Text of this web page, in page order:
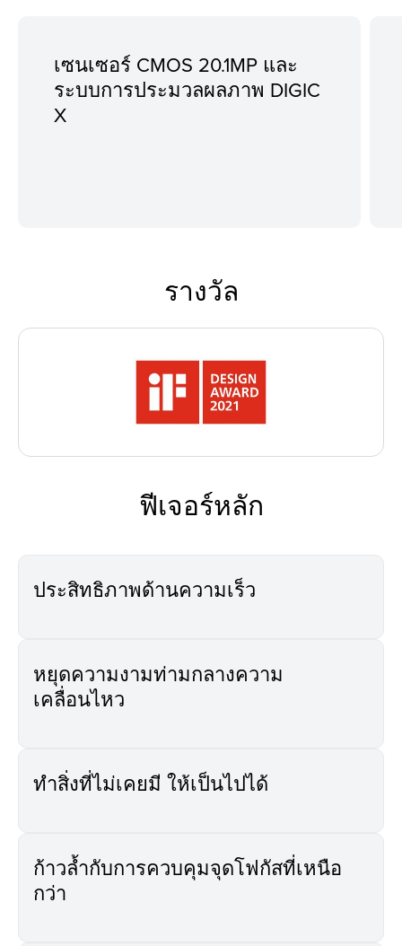
เซนเซอร์ CMOS 20.1MP และ
ระบบการประมวลผลภาพ DIGIC
X
รางวัล
ฟีเจอร์หลัก
ประสิทธิภาพด้านความเร็ว
หยุดความงามท่ามกลางความ
เคลื่อนไหว
ทำสิ่งที่ไม่เคยมี ให้เป็นไปได้
ก้าวล้ำกับการควบคุมจุดโฟกัสที่เหนือ
กว่า